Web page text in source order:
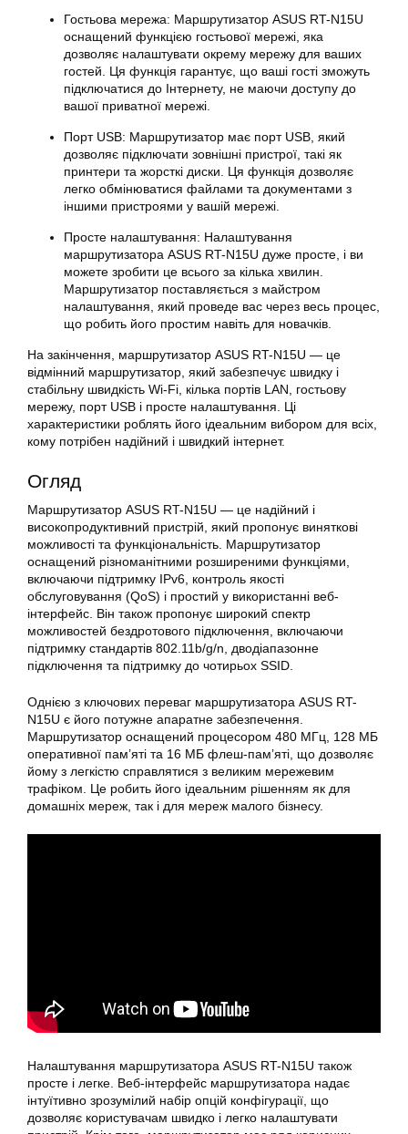
Гостьова мережа: Маршрутизатор ASUS RT-N15U
оснащений функцією гостьової мережі, яка
дозволяє налаштувати окрему мережу для ваших
гостей. Ця функція гарантує, що ваші гості зможуть
підключатися до Інтернету, не маючи доступу до
вашої приватної мережі.
Порт USB: Маршрутизатор має порт USB, який
дозволяє підключати зовнішні пристрої, такі як
принтери та жорсткі диски. Ця функція дозволяє
легко обмінюватися файлами та документами з
іншими пристроями у вашій мережі.
Просте налаштування: Налаштування
маршрутизатора ASUS RT-N15U дуже просте, і ви
можете зробити це всього за кілька хвилин.
Маршрутизатор поставляється з майстром
налаштування, який проведе вас через весь процес,
що робить його простим навіть для новачків.
На закінчення, маршрутизатор ASUS RT-N15U — це
відмінний маршрутизатор, який забезпечує швидку і
стабільну швидкість Wi-Fi, кілька портів LAN, гостьову
мережу, порт USB і просте налаштування. Ці
характеристики роблять його ідеальним вибором для всіх,
кому потрібен надійний і швидкий інтернет.
Огляд
Маршрутизатор ASUS RT-N15U — це надійний і
високопродуктивний пристрій, який пропонує виняткові
можливості та функціональність. Маршрутизатор
оснащений різноманітними розширеними функціями,
включаючи підтримку IPv6, контроль якості
обслуговування (QoS) і простий у використанні веб-
інтерфейс. Він також пропонує широкий спектр
можливостей бездротового підключення, включаючи
підтримку стандартів 802.11b/g/n, дводіапазонне
підключення та підтримку до чотирьох SSID.
Однією з ключових переваг маршрутизатора ASUS RT-
N15U є його потужне апаратне забезпечення.
Маршрутизатор оснащений процесором 480 МГц, 128 МБ
оперативної пам’яті та 16 МБ флеш-пам’яті, що дозволяє
йому з легкістю справлятися з великим мережевим
трафіком. Це робить його ідеальним рішенням як для
домашніх мереж, так і для мереж малого бізнесу.
Налаштування маршрутизатора ASUS RT-N15U також
просте і легке. Веб-інтерфейс маршрутизатора надає
інтуїтивно зрозумілий набір опцій конфігурації, що
дозволяє користувачам швидко і легко налаштувати